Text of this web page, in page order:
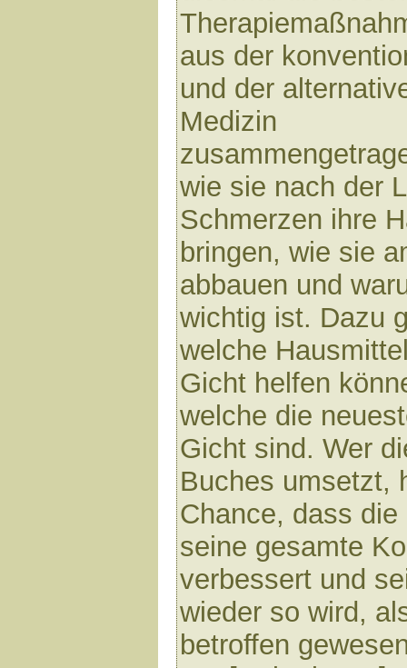
aus der
und der
Medizin
wie sie nach der
Schmerzen ihre
bringen, wie sie
abbauen und
wichtig ist. Dazu
welche
Gicht helfen
welche die
Gicht sind. Wer
Buches umsetzt,
Chance, dass
seine gesamte
verbessert und
wieder so wird,
betroffen